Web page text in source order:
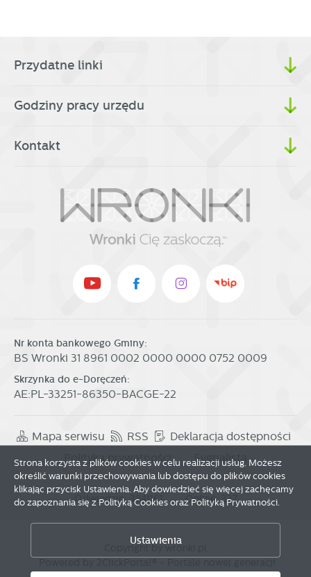
Przydatne linki
Godziny pracy urzędu
Kontakt
Nr konta bankowego Gminy:
BS Wronki 31 8961 0002 0000 0000 0752 0009
Skrzynka do e-Doręczeń:
AE:PL-33251-86350-BACGE-22
Mapa serwisu RSS
Deklaracja dostępności
Polityka prywatności
Sygnalista
Odwiedzin: 3841161 Online: 337
Copyright by wronki.pl
Strona korzysta z plików cookies w celu realizacji usług. Możesz
określić warunki przechowywania lub dostępu do plików cookies
klikając przycisk Ustawienia. Aby dowiedzieć się więcej zachęcamy
do zapoznania się z Polityką Cookies oraz Polityką Prywatności.
Ustawienia
Zezwól na wszystkie